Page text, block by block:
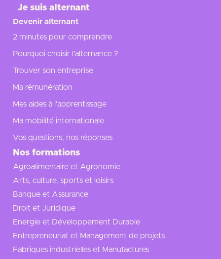
Je suis alternant
Devenir alternant
2 minutes pour comprendre
Pourquoi choisir l’alternance ?
Trouver son entreprise
Ma rémunération
Mes aides à l'apprentissage
Ma mobilité internationale
Vos questions, nos réponses
Nos formations
Agroalimentaire et Agronomie
Arts, culture, sports et loisirs
Banque et Assurance
Droit et Juridique
Energie et Développement Durable
Entrepreneuriat et Management de projets
Fabriques industrielles et Manufactures